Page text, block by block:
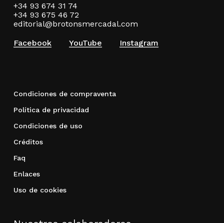
+34 93 674 31 74
+34 93 675 46 72
editorial@brotonsmercadal.com
Facebook
YouTube Instagram
Condiciones de compraventa
Política de privacidad
Condiciones de uso
Créditos
Faq
Enlaces
Uso de cookies